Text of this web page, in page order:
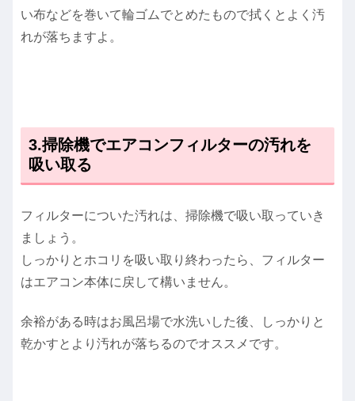
い布などを巻いて輪ゴムでとめたもので拭くとよく汚
れが落ちますよ。
3.掃除機でエアコンフィルターの汚れを
吸い取る
フィルターについた汚れは、掃除機で吸い取っていき
ましょう。
しっかりとホコリを吸い取り終わったら、フィルター
はエアコン本体に戻して構いません。
余裕がある時はお風呂場で水洗いした後、しっかりと
乾かすとより汚れが落ちるのでオススメです。